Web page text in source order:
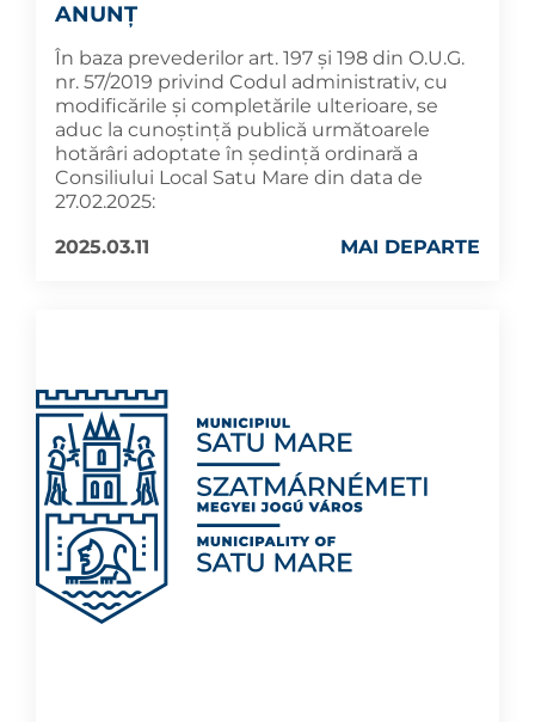
ANUNȚ
În baza prevederilor art. 197 și 198 din O.U.G.
nr. 57/2019 privind Codul administrativ, cu
modificările și completările ulterioare, se
aduc la cunoștință publică următoarele
hotărâri adoptate în ședință ordinară a
Consiliului Local Satu Mare din data de
27.02.2025:
2025.03.11
MAI DEPARTE